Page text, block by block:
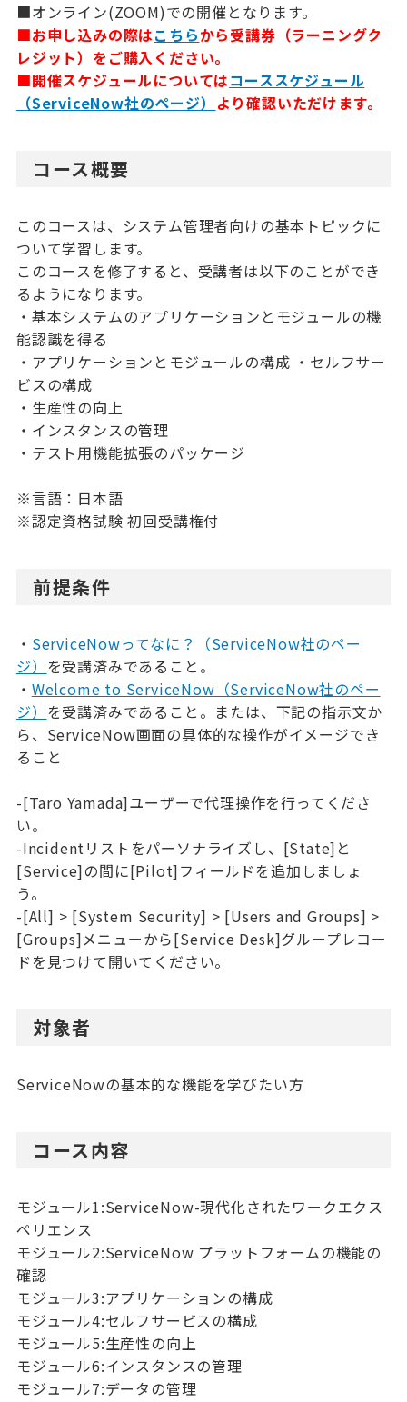
■オンライン(ZOOM)での開催となります。
■お申し込みの際はこちらから受講券（ラーニングク
レジット）をご購入ください。
■開催スケジュールについてはコーススケジュール
（ServiceNow社のページ） より確認いただけます。
コース概要
このコースは、システム管理者向けの基本トピックに
ついて学習します。
このコースを修了すると、受講者は以下のことができ
るようになります。
・基本システムのアプリケーションとモジュールの機
能認識を得る
・アプリケーションとモジュールの構成 ・セルフサー
ビスの構成
・生産性の向上
・インスタンスの管理
・テスト用機能拡張のパッケージ
※言語：日本語
※認定資格試験 初回受講権付
前提条件
・ ServiceNowってなに？（ServiceNow社のペー
ジ） を受講済みであること。
・ Welcome to ServiceNow（ServiceNow社のペー
ジ） を受講済みであること。または、下記の指示文か
ら、ServiceNow画面の具体的な操作がイメージでき
ること
-[Taro Yamada]ユーザーで代理操作を行ってくださ
い。
-Incidentリストをパーソナライズし、[State]と
[Service]の間に[Pilot]フィールドを追加しましょ
う。
-[All] > [System Security] > [Users and Groups] >
[Groups]メニューから[Service Desk]グループレコー
ドを見つけて開いてください。
対象者
ServiceNowの基本的な機能を学びたい方
コース内容
モジュール1:ServiceNow-現代化されたワークエクス
ペリエンス
モジュール2:ServiceNow プラットフォームの機能の
確認
モジュール3:アプリケーションの構成
モジュール4:セルフサービスの構成
モジュール5:生産性の向上
モジュール6:インスタンスの管理
モジュール7:データの管理